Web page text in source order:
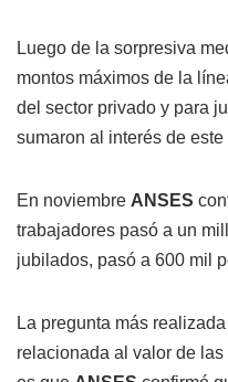
Luego de la sorpresiva
montos máximos de la
del sector privado y para
sumaron al interés de este
En noviembre ANSES
trabajadores pasó a un
jubilados, pasó a 600 mil
La pregunta más
relacionada al valor de las